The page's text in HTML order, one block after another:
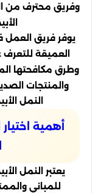
وفريق محترف من
يوفر فريق العمل
العميقة
وطرق مكافحتها
والمنتجات
النمل
أهمية
يعتبر النمل
للمباني